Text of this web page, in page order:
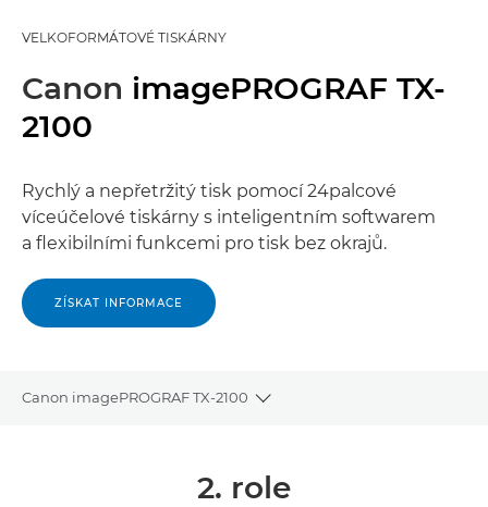
VELKOFORMÁTOVÉ TISKÁRNY
Canon imagePROGRAF TX-
2100
Rychlý a nepřetržitý tisk pomocí 24palcové
víceúčelové tiskárny s inteligentním softwarem
a flexibilními funkcemi pro tisk bez okrajů.
ZÍSKAT INFORMACE
Canon imagePROGRAF TX-2100
Toggle breadcrumbs
2. role